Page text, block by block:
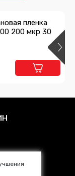
пленка
200 мкр 30